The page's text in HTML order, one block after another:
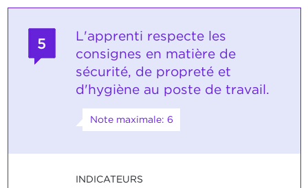
5
L'apprenti respecte les
consignes en matière de
sécurité, de propreté et
d'hygiène au poste de travail.
Note maximale: 6
INDICATEURS